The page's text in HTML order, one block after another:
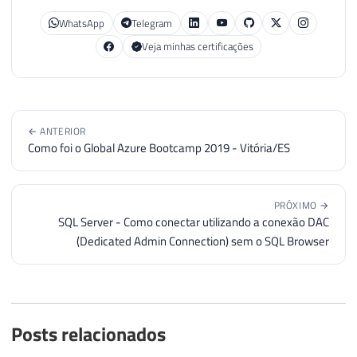
81
82
84
86
87
88
89
90
94
96
98
IF @hr = 0
EXEC @hr = sp_OAGetProperty
@objFile,
@Attributes OUT
IF @hr = 0
EXEC @hr = sp_OAGetProperty
@objFile,
@size OUT
BEGIN
@Source
WhatsApp
Telegram
Veja minhas certificações
← ANTERIOR
Como foi o Global Azure Bootcamp 2019 - Vitória/ES
PRÓXIMO →
SQL Server - Como conectar utilizando a conexão DAC
(Dedicated Admin Connection) sem o SQL Browser
Posts relacionados